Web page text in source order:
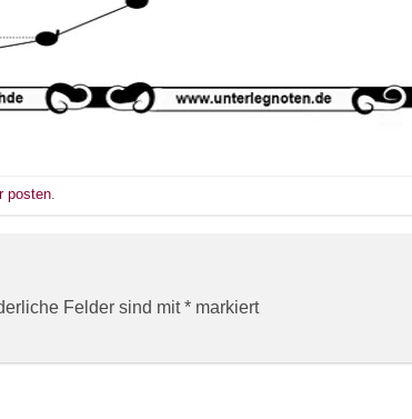
posten
Felder sind mit* markiert